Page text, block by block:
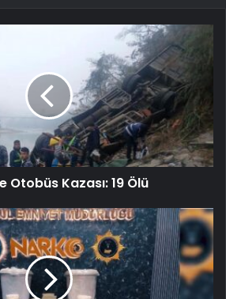
Otobüs Kazası: 19 Ölü